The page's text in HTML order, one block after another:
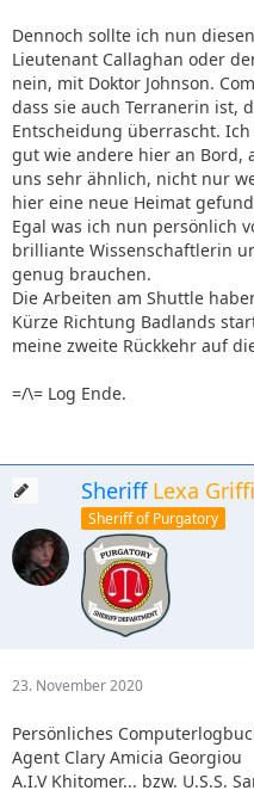
Dennoch sollte ich nun
Lieutenant Callaghan oder
nein, mit Doktor Johnson.
dass sie auch Terranerin ist,
Entscheidung überrascht.
gut wie andere hier an Bord,
uns sehr ähnlich, nicht nur
hier eine neue Heimat
Egal was ich nun persönlich
brilliante Wissenschaftlerin
genug brauchen.
Die Arbeiten am Shuttle
Kürze Richtung Badlands
meine zweite Rückkehr auf
=/\= Log Ende.
Sheriff Lexa
Sheriff of Purgatory
23. November 2020
Persönliches
Agent Clary Amicia Georgiou
A.I.V Khitomer... bzw. U.S.S.